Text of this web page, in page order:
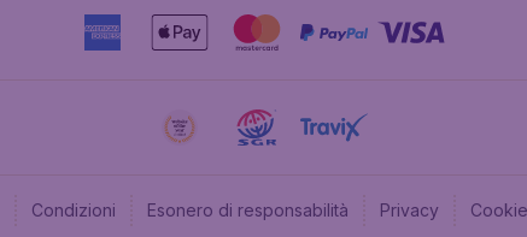
Condizioni Esonero di responsabilità Privacy Cookie